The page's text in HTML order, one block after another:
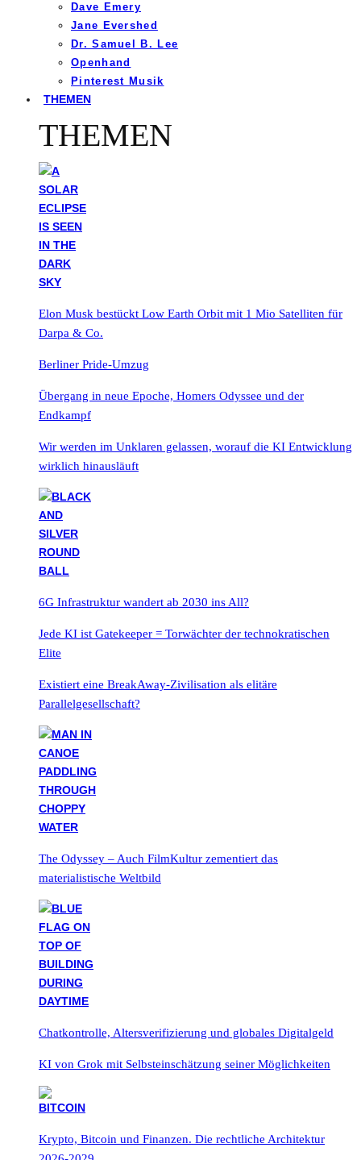
Dave Emery
Jane Evershed
Dr. Samuel B. Lee
Openhand
Pinterest Musik
THEMEN
THEMEN
Elon Musk bestückt Low Earth Orbit mit 1 Mio Satelliten für
Darpa & Co.
Berliner Pride-Umzug
Übergang in neue Epoche, Homers Odyssee und der
Endkampf
Wir werden im Unklaren gelassen, worauf die KI Entwicklung
wirklich hinausläuft
6G Infrastruktur wandert ab 2030 ins All?
Jede KI ist Gatekeeper = Torwächter der technokratischen
Elite
Existiert eine BreakAway-Zivilisation als elitäre
Parallelgesellschaft?
The Odyssey – Auch FilmKultur zementiert das
materialistische Weltbild
Chatkontrolle, Altersverifizierung und globales Digitalgeld
KI von Grok mit Selbsteinschätzung seiner Möglichkeiten
Krypto, Bitcoin und Finanzen. Die rechtliche Architektur